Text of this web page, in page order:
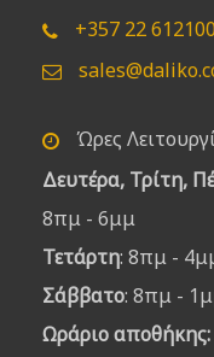
+357 22 612100
Ώρες
Δευτέρα, Τρίτη,
8πμ - 6μμ
Τετάρτη: 8πμ -
Σάββατο: 8πμ -
Ωράριο αποθήκης: